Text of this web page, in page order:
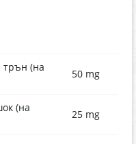
трън (на
50 mg
(на
25 mg